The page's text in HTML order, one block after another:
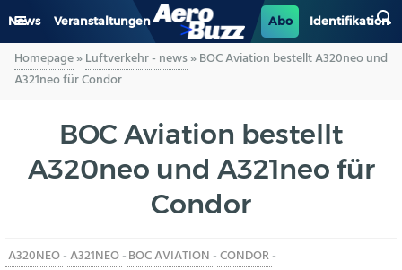
News Veranstaltungen Abo Identifikation
GENERAL AVIATION
LUFTVERKEHR
INDUSTRIE
Homepage»Luftverkehr - news»BOC Aviation bestellt A320neo und
A321neo für Condor
BOC Aviation bestellt
A320neo und A321neo für
Condor
A320NEO-A321NEO-BOC AVIATION -CONDOR-